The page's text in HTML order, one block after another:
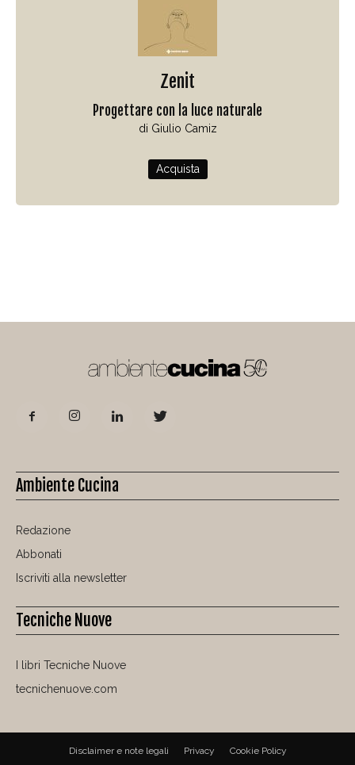
Zenit
Progettare con la luce naturale
di Giulio Camiz
Acquista
Ambiente Cucina
Redazione
Abbonati
Iscriviti alla newsletter
Tecniche Nuove
I libri Tecniche Nuove
tecnichenuove.com
Disclaimer e note legali Privacy Cookie Policy